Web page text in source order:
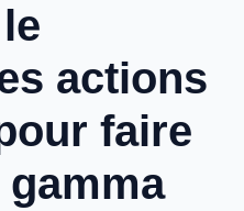
actions
faire